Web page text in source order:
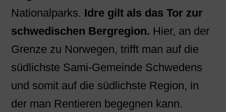
Nationalparks. Idre gilt als das Tor zur
schwedischen Bergregion. Hier, an der
Grenze zu Norwegen, trifft man auf die
südlichste Sami-Gemeinde Schwedens
und somit auf die südlichste Region, in
der man Rentieren begegnen kann.